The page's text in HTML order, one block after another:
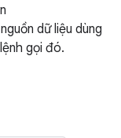
dữ liệu dùng
gọi đó.